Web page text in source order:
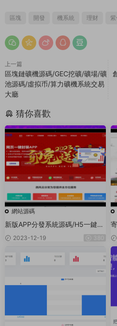
區塊 開發 機系統 理财 紫
上一篇
區塊鏈礦機源碼/GEC挖礦/礦場/礦
池源碼/虛拟币/算力礦機系統交易
大廳
猜你喜歡
網站源碼
新版APP分發系統源碼/H5一鍵封
裝/ios免簽封裝/企業簽名/超級簽/
帶文字安裝說明
2023-12-19 380